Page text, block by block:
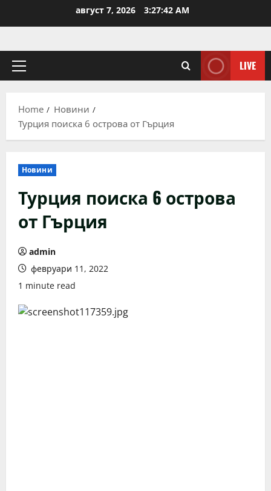
август 7, 2026 3:27:42 AM
Primary
LIVE
Home
Новини
Турция поиска 6 острова от Гърция
Новини
Турция поиска 6 острова
от Гърция
admin
февруари 11, 2022
1 minute read